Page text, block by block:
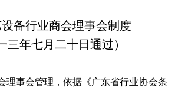
备行业商会理事会制度
三年七月二十日通过）
理事会管理，依据《广东省行业协会条